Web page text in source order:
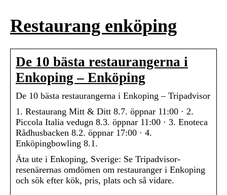
Restaurang enköping
De 10 bästa restaurangerna i
Enkoping – Enköping
De 10 bästa restaurangerna i Enkoping – Tripadvisor
1. Restaurang Mitt & Ditt 8.7. öppnar 11:00 · 2.
Piccola Italia vedugn 8.3. öppnar 11:00 · 3. Enoteca
Rådhusbacken 8.2. öppnar 17:00 · 4.
Enköpingbowling 8.1.
Äta ute i Enkoping, Sverige: Se Tripadvisor-
resenärernas omdömen om restauranger i Enkoping
och sök efter kök, pris, plats och så vidare.